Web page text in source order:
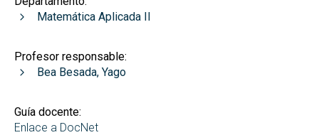
Matemática Aplicada II
Profesor responsable:
Bea Besada, Yago
Guía docente:
Enlace a DocNet